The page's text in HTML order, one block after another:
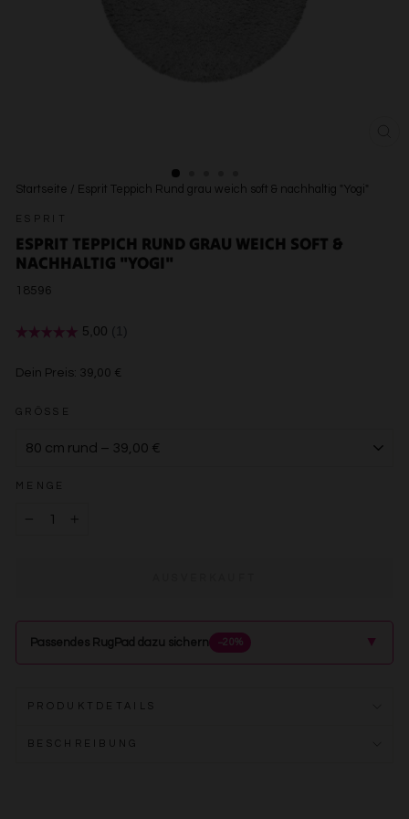
Startseite / Esprit Teppich Rund grau weich soft & nachhaltig "Yogi"
ESPRIT
ESPRIT TEPPICH RUND GRAU WEICH SOFT &
NACHHALTIG "YOGI"
18596
Dein Preis: 39,00 €
GRÖSSE
MENGE
Passendes RugPad dazu sichern −20% ▲
PRODUKTDETAILS
BESCHREIBUNG